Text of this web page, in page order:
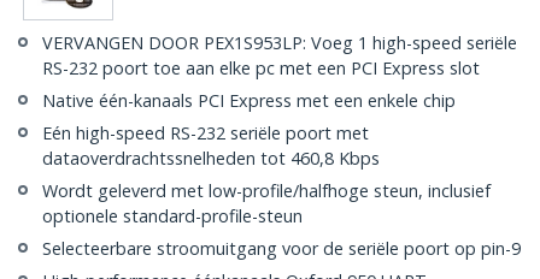
VERVANGEN DOOR PEX1S953LP: Voeg 1 high-speed seriële
RS-232 poort toe aan elke pc met een PCI Express slot
Native één-kanaals PCI Express met een enkele chip
Eén high-speed RS-232 seriële poort met
dataoverdrachtssnelheden tot 460,8 Kbps
Wordt geleverd met low-profile/halfhoge steun, inclusief
optionele standard-profile-steun
Selecteerbare stroomuitgang voor de seriële poort op pin-9